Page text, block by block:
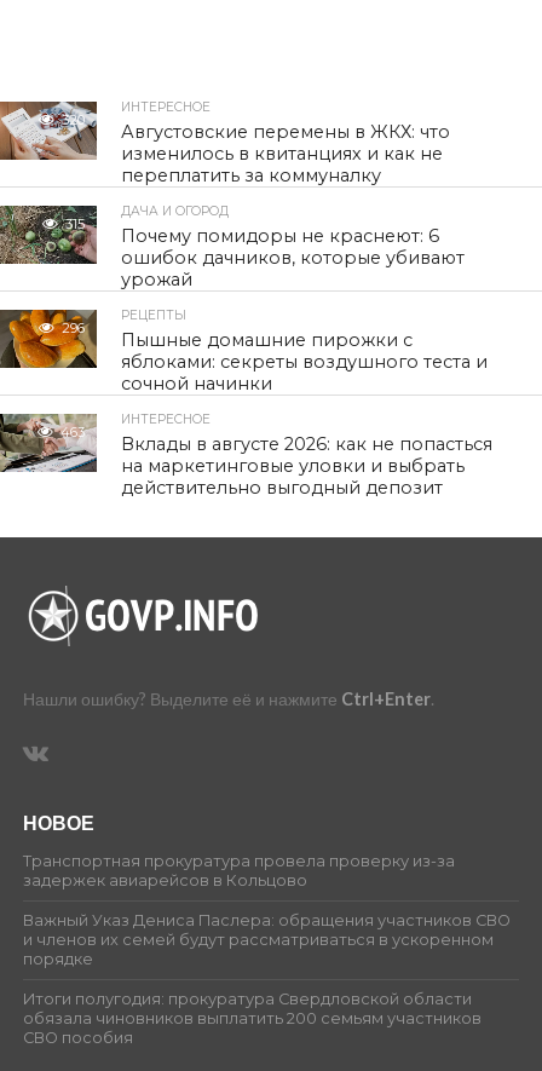
320
ИНТЕРЕСНОЕ
Августовские перемены в ЖКХ: что
изменилось в квитанциях и как не
переплатить за коммуналку
315
ДАЧА И ОГОРОД
Почему помидоры не краснеют: 6
ошибок дачников, которые убивают
урожай
296
РЕЦЕПТЫ
Пышные домашние пирожки с
яблоками: секреты воздушного теста и
сочной начинки
463
ИНТЕРЕСНОЕ
Вклады в августе 2026: как не попасться
на маркетинговые уловки и выбрать
действительно выгодный депозит
Нашли ошибку? Выделите её и нажмите Ctrl+Enter.
НОВОЕ
Транспортная прокуратура провела проверку из-за
задержек авиарейсов в Кольцово
Важный Указ Дениса Паслера: обращения участников СВО
и членов их семей будут рассматриваться в ускоренном
порядке
Итоги полугодия: прокуратура Свердловской области
обязала чиновников выплатить 200 семьям участников
СВО пособия